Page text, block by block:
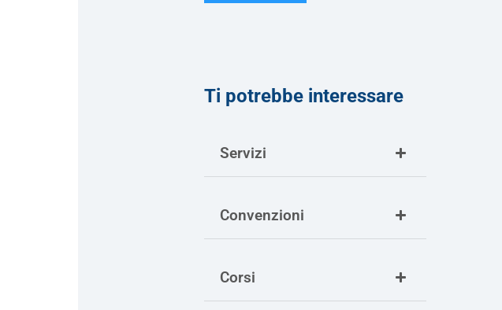
Ti potrebbe interessare
Servizi
Convenzioni
Corsi